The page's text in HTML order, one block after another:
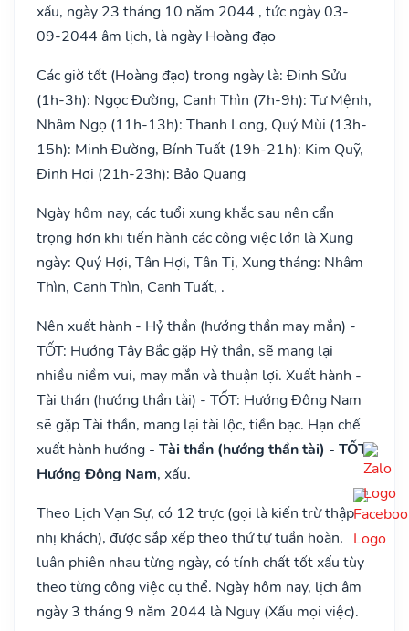
xấu, ngày 23 tháng 10 năm 2044 , tức ngày 03-
09-2044 âm lịch, là ngày Hoàng đạo
Các giờ tốt (Hoàng đạo) trong ngày là: Đinh Sửu
(1h-3h): Ngọc Đường, Canh Thìn (7h-9h): Tư Mệnh,
Nhâm Ngọ (11h-13h): Thanh Long, Quý Mùi (13h-
15h): Minh Đường, Bính Tuất (19h-21h): Kim Quỹ,
Đinh Hợi (21h-23h): Bảo Quang
Ngày hôm nay, các tuổi xung khắc sau nên cẩn
trọng hơn khi tiến hành các công việc lớn là Xung
ngày: Quý Hợi, Tân Hợi, Tân Tị, Xung tháng: Nhâm
Thìn, Canh Thìn, Canh Tuất, .
Nên xuất hành - Hỷ thần (hướng thần may mắn) -
TỐT: Hướng Tây Bắc gặp Hỷ thần, sẽ mang lại
nhiều niềm vui, may mắn và thuận lợi. Xuất hành -
Tài thần (hướng thần tài) - TỐT: Hướng Đông Nam
sẽ gặp Tài thần, mang lại tài lộc, tiền bạc. Hạn chế
xuất hành hướng - Tài thần (hướng thần tài) - TỐT:
Hướng Đông Nam, xấu.
Theo Lịch Vạn Sự, có 12 trực (gọi là kiến trừ thập
nhị khách), được sắp xếp theo thứ tự tuần hoàn,
luân phiên nhau từng ngày, có tính chất tốt xấu tùy
theo từng công việc cụ thể. Ngày hôm nay, lịch âm
ngày 3 tháng 9 năm 2044 là Nguy (Xấu mọi việc).